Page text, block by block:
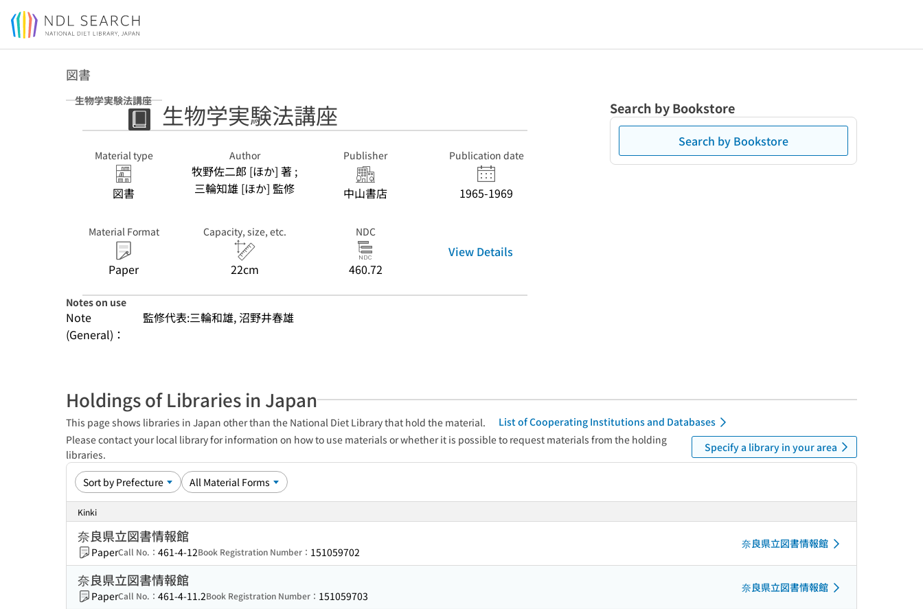
Jump to main content
図書
生物学実験法講座 生物学実験法講座
Material type
図書
Author
牧野佐二郎 [ほか] 著 ;
三輪知雄 [ほか] 監修
Publisher
中山書店
Publication date
1965-1969
Material Format
Paper
Capacity, size, etc.
22cm
NDC
460.72
View Details
Notes on use
Note
(General)：
監修代表:三輪和雄, 沼野井春雄
Search by Bookstore
Search by Bookstore
Holdings of Libraries in Japan
This page shows libraries in Japan other than the National Diet Library that hold the material.
List of Cooperating Institutions and Databases
Please contact your local library for information on how to use materials or whether it is possible to request materials from the holding
libraries.
Specify a library in your area
Kinki
奈良県立図書情報館
PaperCall No.： 461-4-12Book Registration Number： 151059702
奈良県立図書情報館
奈良県立図書情報館
PaperCall No.： 461-4-11.2Book Registration Number： 151059703
奈良県立図書情報館